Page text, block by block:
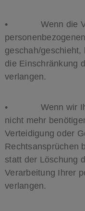
• Wenn die
geschah/geschieht,
die Einschränkung
verlangen.
• Wenn wir Ihre
nicht mehr
Verteidigung oder
Rechtsansprüchen
statt der Löschung
Verarbeitung Ihrer
verlangen.